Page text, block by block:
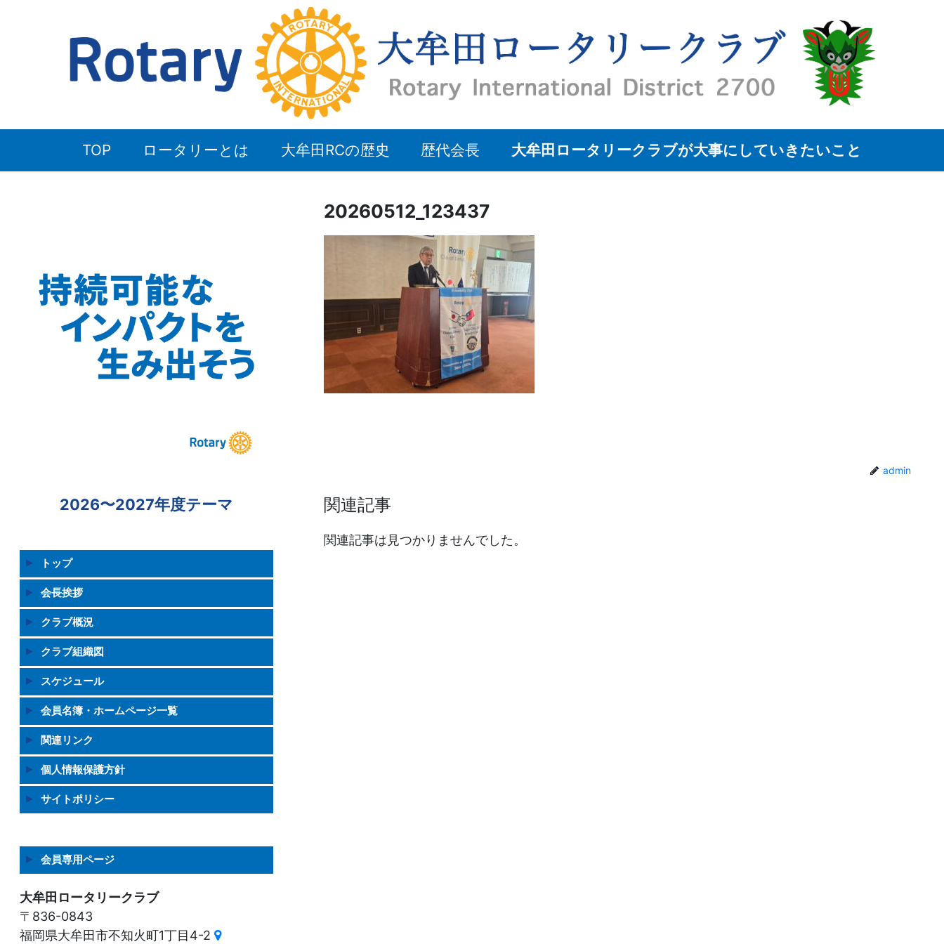
TOP ロータリーとは 大牟田RCの歴史 歴代会長 大牟田ロータリークラブが大事にしていきたいこと
20260512_123437
admin
関連記事
関連記事は見つかりませんでした。
2026〜2027年度テーマ
トップ
会長挨拶
クラブ概況
クラブ組織図
スケジュール
会員名簿・ホームページ一覧
関連リンク
個人情報保護方針
サイトポリシー
会員専用ページ
大牟田ロータリークラブ
〒836-0843
福岡県大牟田市不知火町1丁目4-2